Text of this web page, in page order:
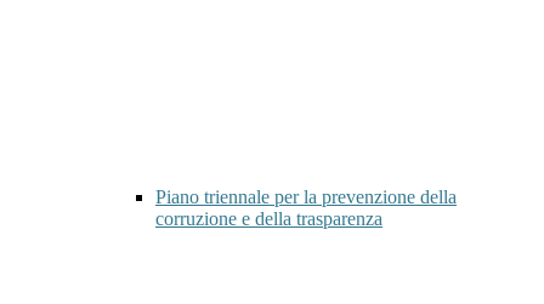
Piano triennale per la prevenzione della
corruzione e della trasparenza